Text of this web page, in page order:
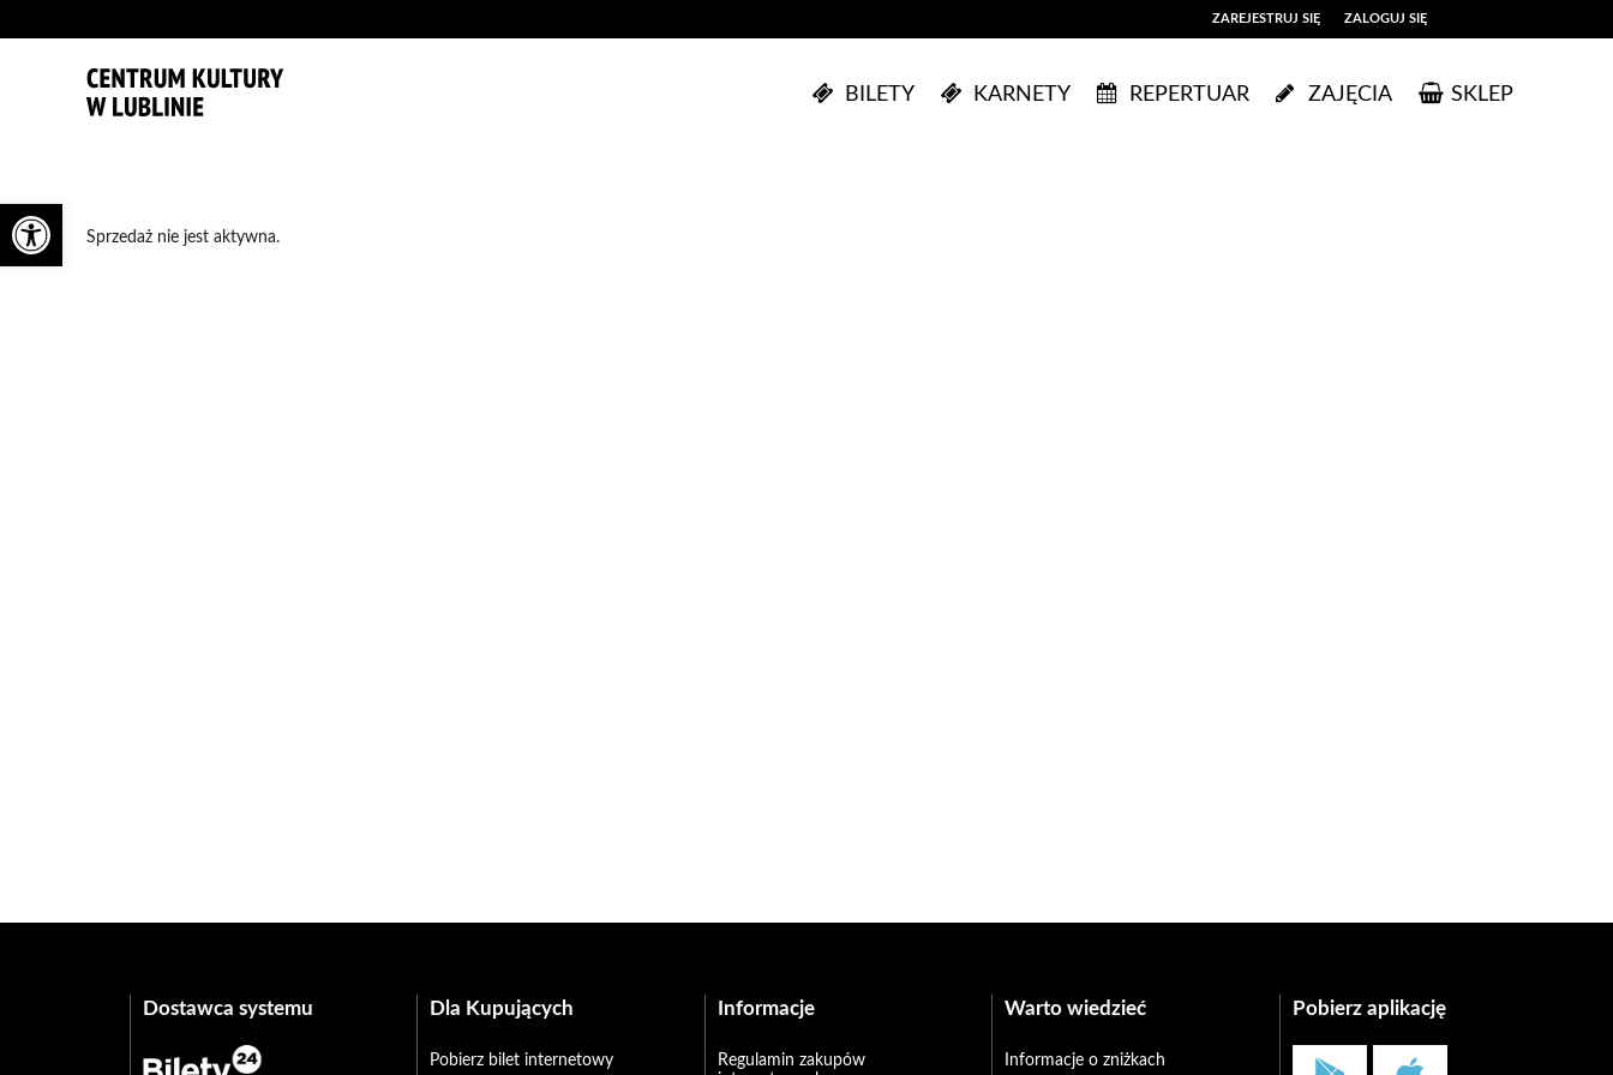
Otwórz pasek narzędzi
ZAREJESTRUJ SIĘ ZALOGUJ SIĘ
0,00
BILETY KARNETY REPERTUAR ZAJĘCIA SKLEP
Sprzedaż nie jest aktywna.
Dostawca systemu Dla Kupujących
Pobierz bilet internetowy
Informacje
Regulamin zakupów
Warto wiedzieć
Informacje o zniżkach
Pobierz aplikację